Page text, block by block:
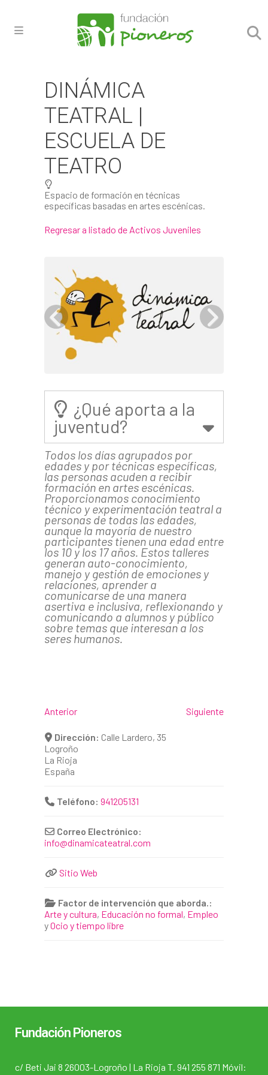
DINÁMICA
TEATRAL |
ESCUELA DE
TEATRO
Espacio de formación en técnicas
específicas basadas en artes escénicas.
Regresar a listado de Activos Juveniles
¿Qué aporta a la
juventud?
Todos los días agrupados por
edades y por técnicas específicas,
las personas acuden a recibir
formación en artes escénicas.
Proporcionamos conocimiento
técnico y experimentación teatral a
personas de todas las edades,
aunque la mayoría de nuestro
participantes tienen una edad entre
los 10 y los 17 años. Estos talleres
generan auto-conocimiento,
manejo y gestión de emociones y
relaciones, aprender a
comunicarse de una manera
asertiva e inclusiva, reflexionando y
comunicando a alumnos y público
sobre temas que interesan a los
seres humanos.
Anterior Siguiente
Dirección: Calle Lardero, 35
Logroño
La Rioja
España
Teléfono: 941205131
Correo Electrónico:
info@dinamicateatral.com
Sitio Web
Factor de intervención que aborda.:
Arte y cultura, Educación no formal, Empleo
yOcio y tiempo libre
Fundación Pioneros
c/ Beti Jai 8 26003-Logroño | La Rioja T. 941 255 871 Móvil: